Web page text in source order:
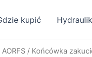
kupić
AORFS / Końcówka